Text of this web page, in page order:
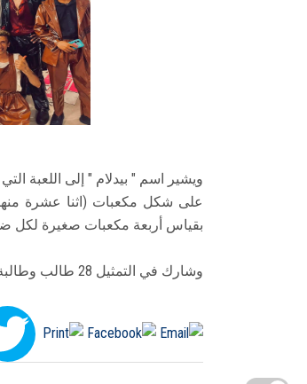
ويشير اسم " بيدلام " إلى اللعبة
على شكل مكعبات (اثنا عشرة
بقياس أربعة مكعبات صغيرة لكل
وشارك في التمثيل 28 طالب وطالبة.